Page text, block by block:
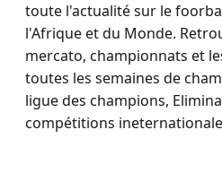
toute l'actualité sur le
l'Afrique et du Monde.
mercato, championnats et
toutes les semaines de
ligue des champions,
compétitions